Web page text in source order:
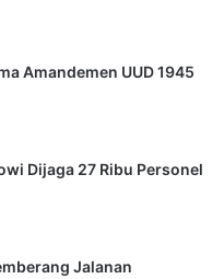
Amandemen UUD 1945
Dijaga 27 Ribu Personel
Jalanan